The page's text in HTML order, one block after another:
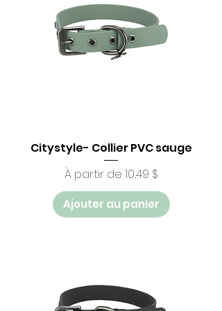
Citystyle- Collier PVC sauge
À partir de 10,49 $
Prix promotionnel
Ajouter au panier